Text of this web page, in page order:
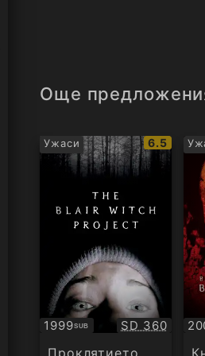
Още
Ужаси
IMDb
рейтинг:
6.5
1999SUB
Субтитри Качество:
SD 360